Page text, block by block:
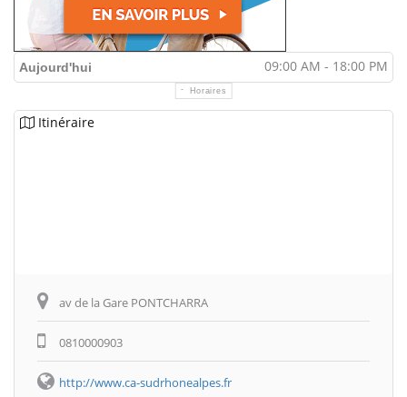
Aujourd'hui 09:00 AM - 18:00 PM
Horaires
Itinéraire
av de la Gare PONTCHARRA
0810000903
http://www.ca-sudrhonealpes.fr